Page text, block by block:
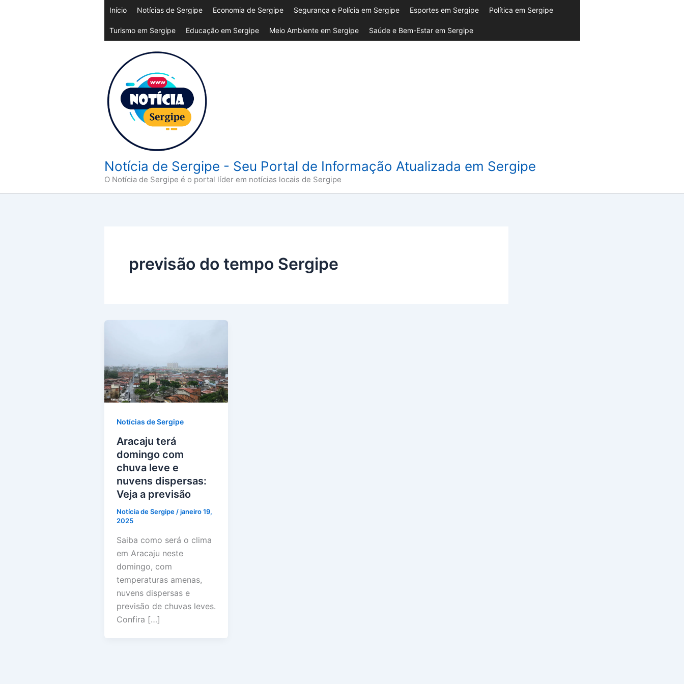
Início Notícias de Sergipe Economia de Sergipe Segurança e Polícia em Sergipe Esportes em Sergipe Política em Sergipe
Turismo em Sergipe Educação em Sergipe Meio Ambiente em Sergipe Saúde e Bem-Estar em Sergipe
Notícia de Sergipe - Seu Portal de Informação Atualizada em Sergipe
O Notícia de Sergipe é o portal líder em notícias locais de Sergipe
previsão do tempo Sergipe
Notícias de Sergipe
Aracaju terá
domingo com
chuva leve e
nuvens dispersas:
Veja a previsão
Notícia de Sergipe /janeiro 19,
2025
Saiba como será o clima
em Aracaju neste
domingo, com
temperaturas amenas,
nuvens dispersas e
previsão de chuvas leves.
Confira […]